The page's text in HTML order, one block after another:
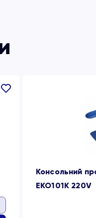
В
Консольний
EKO101K 220V